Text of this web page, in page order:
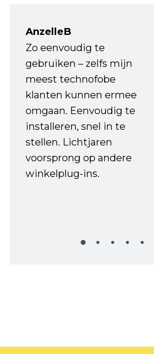
AnzelleB
Zo eenvoudig te
gebruiken – zelfs mijn
meest technofobe
klanten kunnen ermee
omgaan. Eenvoudig te
installeren, snel in te
stellen. Lichtjaren
voorsprong op andere
winkelplug-ins.